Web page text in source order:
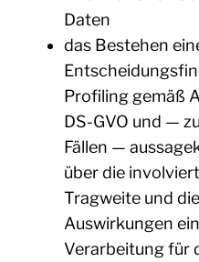
Daten
das Bestehen
Profiling gemäß
DS-GVO und —
Fällen —
über die
Tragweite und
Auswirkungen
Verarbeitung für